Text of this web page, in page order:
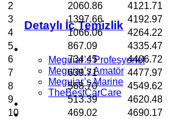
Detaylı İç Temizlik
Meguiar’s Profesyonel
Meguiar’s Amatör
Meguiar’s Marine
TheBestCarCare
Bayilerimiz
2
2060.86
4121.71
3
1397.66
4192.97
4
1066.06
4264.22
5
867.09
4335.47
6
734.45
4406.72
7
639.71
4477.97
8
568.70
4549.62
9
513.39
4620.48
10
469.02
4690.17